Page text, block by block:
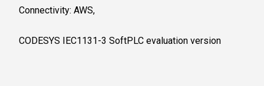
Connectivity: AWS,
CODESYS IEC1131-3 SoftPLC evaluation version